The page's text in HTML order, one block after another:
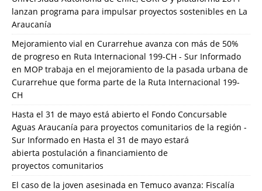
lanzan programa para impulsar proyectos sostenibles en La
Araucanía
Mejoramiento vial en Curarrehue avanza con más de 50%
de progreso en Ruta Internacional 199-CH - Sur Informado
en MOP trabaja en el mejoramiento de la pasada urbana de
Curarrehue que forma parte de la Ruta Internacional 199-
CH
Hasta el 31 de mayo está abierto el Fondo Concursable
Aguas Araucanía para proyectos comunitarios de la región -
Sur Informado en Hasta el 31 de mayo estará
abierta postulación a financiamiento de
proyectos comunitarios
El caso de la joven asesinada en Temuco avanza: Fiscalía